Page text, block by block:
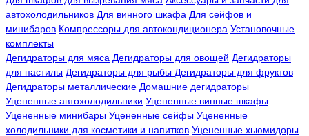
автохолодильников Для винного шкафа Для сейфов и
минибаров Компрессоры для автокондиционера Установочные
комплекты
Дегидраторы для мяса Дегидраторы для овощей Дегидраторы
для пастилы Дегидраторы для рыбы Дегидраторы для фруктов
Дегидраторы металлические Домашние дегидраторы
Уцененные автохолодильники Уцененные винные шкафы
Уцененные минибары Уцененные сейфы Уцененные
холодильники для косметики и напитков Уцененные хьюмидоры